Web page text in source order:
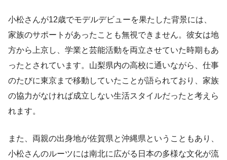
小松さんが12歳でモデルデビューを果たした背景には、
家族のサポートがあったことも無視できません。彼女は地
方から上京し、学業と芸能活動を両立させていた時期もあ
ったとされています。山梨県内の高校に通いながら、仕事
のたびに東京まで移動していたことが語られており、家族
の協力がなければ成立しない生活スタイルだったと考えら
れます。
また、両親の出身地が佐賀県と沖縄県ということもあり、
小松さんのルーツには南北に広がる日本の多様な文化が流